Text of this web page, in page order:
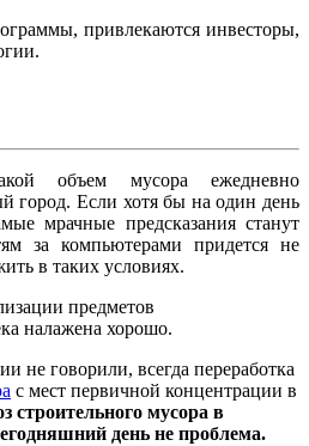
привлекаются инвесторы,
объем мусора ежедневно
город. Если хотя бы на один день
мрачные предсказания станут
за компьютерами придется не
в таких условиях.
предметов
налажена хорошо.
не говорили, всегда переработка
с мест первичной концентрации в
строительного мусора в
день не проблема.